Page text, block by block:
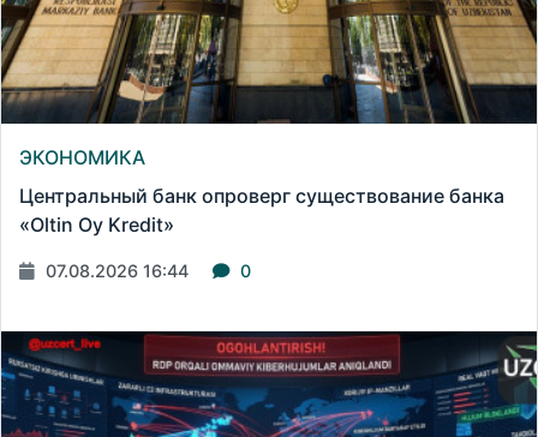
ЭКОНОМИКА
Центральный банк опроверг существование банка
«Oltin Oy Kredit»
07.08.2026 16:44 0